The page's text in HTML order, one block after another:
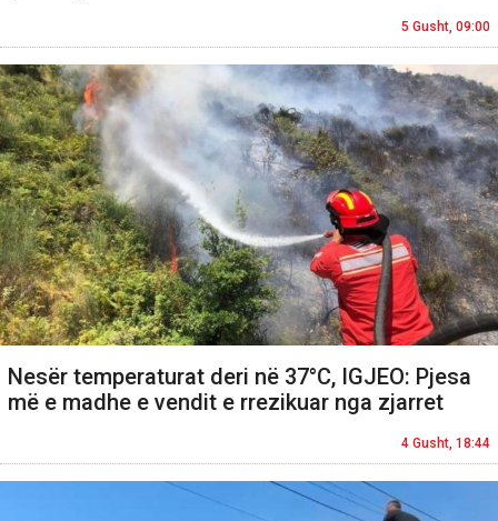
5 Gusht, 09:00
Nesër temperaturat deri në 37°C, IGJEO: Pjesa
më e madhe e vendit e rrezikuar nga zjarret
4 Gusht, 18:44